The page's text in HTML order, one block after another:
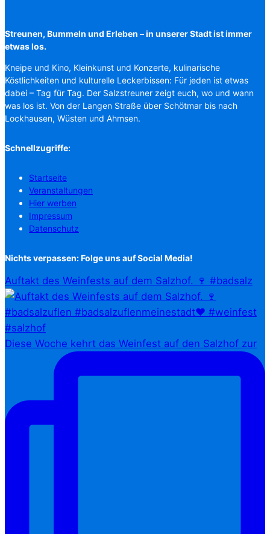
Streunen, Bummeln und Erleben – in unserer Stadt ist immer
etwas los.
Kneipe und Kino, Kleinkunst und Konzerte, kulinarische
Köstlichkeiten und kulturelle Leckerbissen: Für jeden ist etwas
dabei – Tag für Tag. Der Salzstreuner zeigt euch, wo und wann
was los ist. Von der Langen Straße über Schötmar bis nach
Lockhausen, Wüsten und Ahmsen.
Schnellzugriffe:
Startseite
Veranstaltungen
Hier werben
Impressum
Datenschutz
Nichts verpassen: Folge uns auf Social Media!
Auftakt des Weinfests auf dem Salzhof. 🍷 #badsalz
Diese Woche kehrt das Weinfest auf den Salzhof zur